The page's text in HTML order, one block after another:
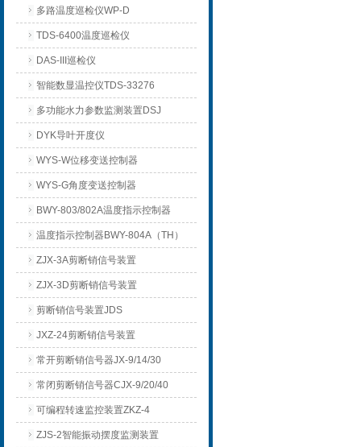
多路温度巡检仪WP-D
TDS-6400温度巡检仪
DAS-III巡检仪
智能数显温控仪TDS-33276
多功能水力参数监测装置DSJ
DYK导叶开度仪
WYS-W位移变送控制器
WYS-G角度变送控制器
BWY-803/802A温度指示控制器
温度指示控制器BWY-804A（TH）
ZJX-3A剪断销信号装置
ZJX-3D剪断销信号装置
剪断销信号装置JDS
JXZ-24剪断销信号装置
常开剪断销信号器JX-9/14/30
常闭剪断销信号器CJX-9/20/40
可编程转速监控装置ZKZ-4
ZJS-2智能振动摆度监测装置